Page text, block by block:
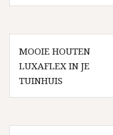
Bericht
navigatie
MOOIE HOUTEN
LUXAFLEX IN JE
TUINHUIS